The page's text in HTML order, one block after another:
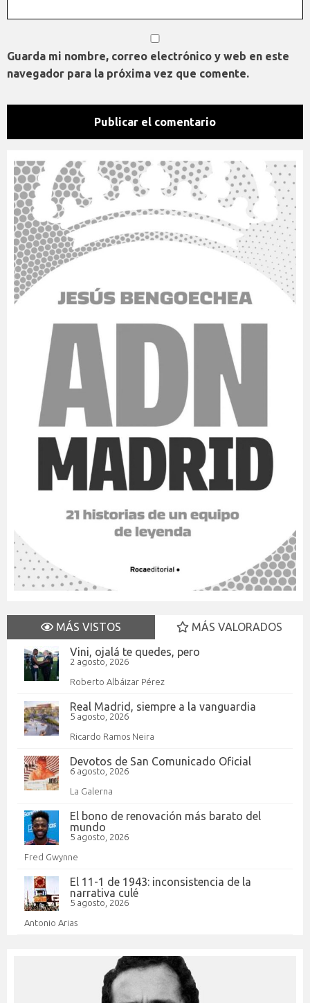
Guarda mi nombre, correo electrónico y web en este
navegador para la próxima vez que comente.
MÁS VISTOS
MÁS VALORADOS
Vini, ojalá te quedes, pero
2 agosto, 2026
Roberto Albáizar Pérez
Real Madrid, siempre a la vanguardia
5 agosto, 2026
Ricardo Ramos Neira
Devotos de San Comunicado Oficial
6 agosto, 2026
La Galerna
El bono de renovación más barato del
mundo
5 agosto, 2026
Fred Gwynne
El 11-1 de 1943: inconsistencia de la
narrativa culé
5 agosto, 2026
Antonio Arias